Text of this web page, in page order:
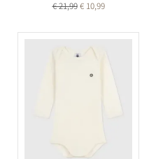
€ 21,99€ 10,99